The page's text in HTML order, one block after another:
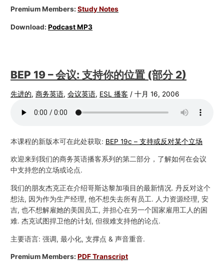
Premium Members:Study Notes
Download:Podcast MP3
BEP 19 – 会议: 支持你的位置 (部分 2)
先进的,商务英语,会议英语, ESL 播客 /十月 16, 2006
本课程的新版本可在此处获取: BEP 19c – 支持或反对某个立场
欢迎来到我们的商务英语播客系列的第二部分，了解如何在会议
中支持您的立场或论点.
我们的朋友杰克正在介绍哥斯达黎加项目的最新情况. 丹反对这个
想法, 因为作为生产经理, 他不想失去所有员工. 人力资源经理, 安
吉, 也不想解雇她的美国员工, 并担心在另一个国家雇用工人的困
难. 杰克试图捍卫他的计划, 但很难支持他的论点.
主要语言: 强调, 最小化, 支撑点 & 声音重音.
Premium Members:PDF Transcript